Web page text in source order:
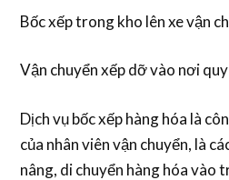
Bốc xếp trong kho lên xe vận
Vận chuyển xếp dỡ vào nơi
Dịch vụ bốc xếp hàng hóa là
của nhân viên vận chuyển, là
nâng, di chuyển hàng hóa vào